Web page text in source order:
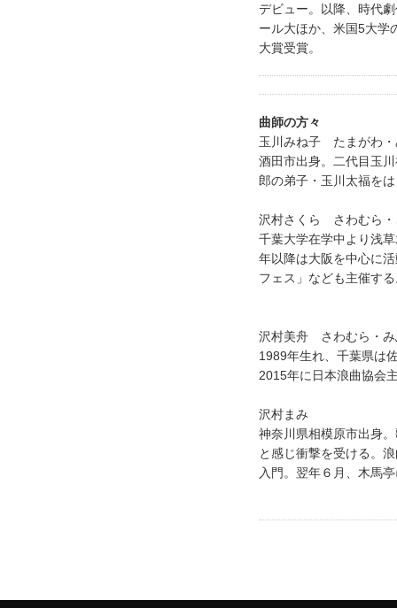
デビュー。以降、時代
ール大ほか、米国5大学
大賞受賞。
曲師の方々
玉川みね子 たまがわ・
酒田市出身。二代目玉
郎の弟子・玉川太福を
沢村さくら さわむら・
千葉大学在学中より浅
年以降は大阪を中心に
フェス」なども主催す
沢村美舟 さわむら・み
1989年生れ、千葉県は
2015年に日本浪曲協会
沢村まみ
神奈川県相模原市出身
と感じ衝撃を受ける。
入門。翌年６月、木馬